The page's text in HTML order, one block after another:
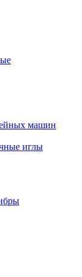
машин
иглы